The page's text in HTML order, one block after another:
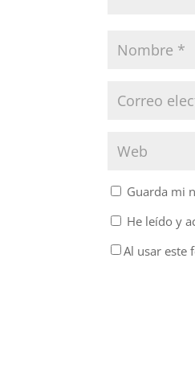
Guarda mi
He leído y
Al usar este